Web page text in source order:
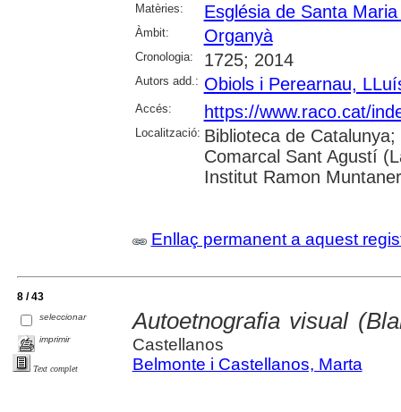
Matèries:
Església de Santa
Àmbit: Organyà
Cronologia: 1725; 2014
Autors add.: Obiols i Perearnau,
Accés: https://www.raco.cat/
Localització: Biblioteca de
Comarcal Sant Agustí
Institut Ramon
Enllaç permanent a aquest
8 / 43
seleccionar
imprimir
Text complet
Autoetnografia visual
Castellanos
Belmonte i Castellanos, Marta